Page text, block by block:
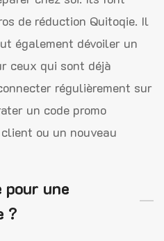
de réduction Quitoqie. Il
également dévoiler un
ceux qui sont déjà
régulièrement sur
un code promo
ou un nouveau
pour une
?